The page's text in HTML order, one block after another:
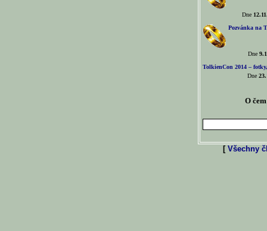
Dne
Pozvánka na
Dne
TolkienCon 2014 –
Dne
O
[ Všechny